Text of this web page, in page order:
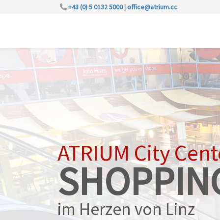
+43 (0) 5 0132 5000|office@atrium.cc
ATRIUM City
im Herzen von Linz